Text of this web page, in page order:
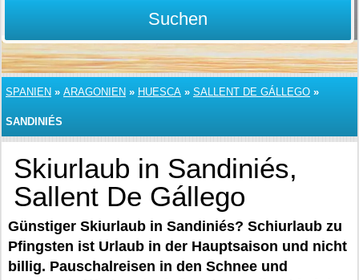
Suchen
SPANIEN » ARAGONIEN » HUESCA » SALLENT DE GÁLLEGO »
SANDINIÉS
Skiurlaub in Sandiniés,
Sallent De Gállego
Günstiger Skiurlaub in Sandiniés? Schiurlaub zu
Pfingsten ist Urlaub in der Hauptsaison und nicht
billig. Pauschalreisen in den Schnee und